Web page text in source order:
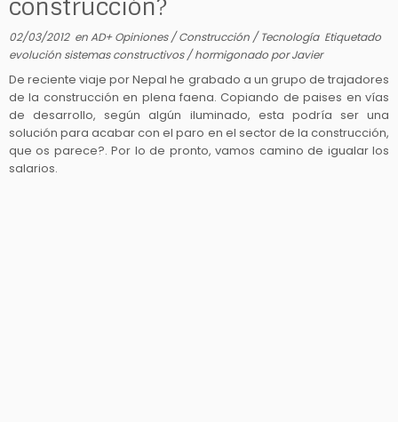
construcción?
02/03/2012enAD+ Opiniones/Construcción /Tecnología Etiquetado
evolución sistemas constructivos/hormigonado porJavier
De reciente viaje por Nepal he grabado a un grupo de trajadores
de la construcción en plena faena. Copiando de paises en vías
de desarrollo, según algún iluminado, esta podría ser una
solución para acabar con el paro en el sector de la construcción,
que os parece?. Por lo de pronto, vamos camino de igualar los
salarios.